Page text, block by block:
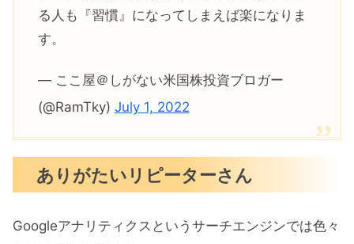
る人も『習慣』になってしまえば楽になりま
す。
— ここ屋＠しがない米国株投資ブロガー
(@RamTky) July 1, 2022
ありがたいリピーターさん
Googleアナリティクスというサーチエンジンでは色々